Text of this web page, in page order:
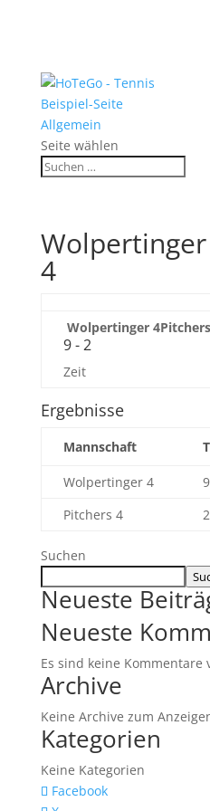
Beispiel-Seite
Allgemein
Seite wählen
4
Wolpertinger 4
9-2
Zeit
Ergebnisse
Mannschaft T
Wolpertinger 4 9
Pitchers 4
2
Suchen
Neueste
Neueste
Es sind keine Kommentare
Archive
Keine Archive zum
Kategorien
Keine Kategorien
Facebook